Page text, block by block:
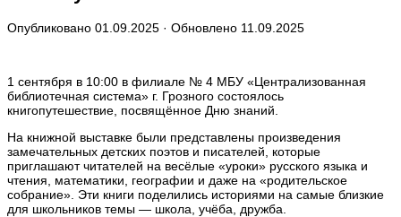
Опубликовано 01.09.2025 · Обновлено 11.09.2025
1 сентября в 10:00 в филиале № 4 МБУ «Централизованная
библиотечная система» г. Грозного состоялось
книгопутешествие, посвящённое Дню знаний.
На книжной выставке были представлены произведения
замечательных детских поэтов и писателей, которые
приглашают читателей на весёлые «уроки» русского языка и
чтения, математики, географии и даже на «родительское
собрание». Эти книги поделились историями на самые близкие
для школьников темы — школа, учёба, дружба.